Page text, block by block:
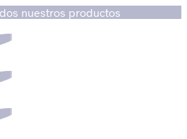
nuestros productos